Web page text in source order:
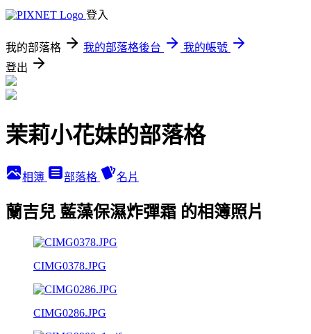
登入
我的部落格 我的部落格後台
我的帳號
登出
茉莉小花妹的部落格
相簿 部落格 名片
蘭吉兒 藍藻保濕炸彈霜 的相簿照片
CIMG0378.JPG
CIMG0286.JPG